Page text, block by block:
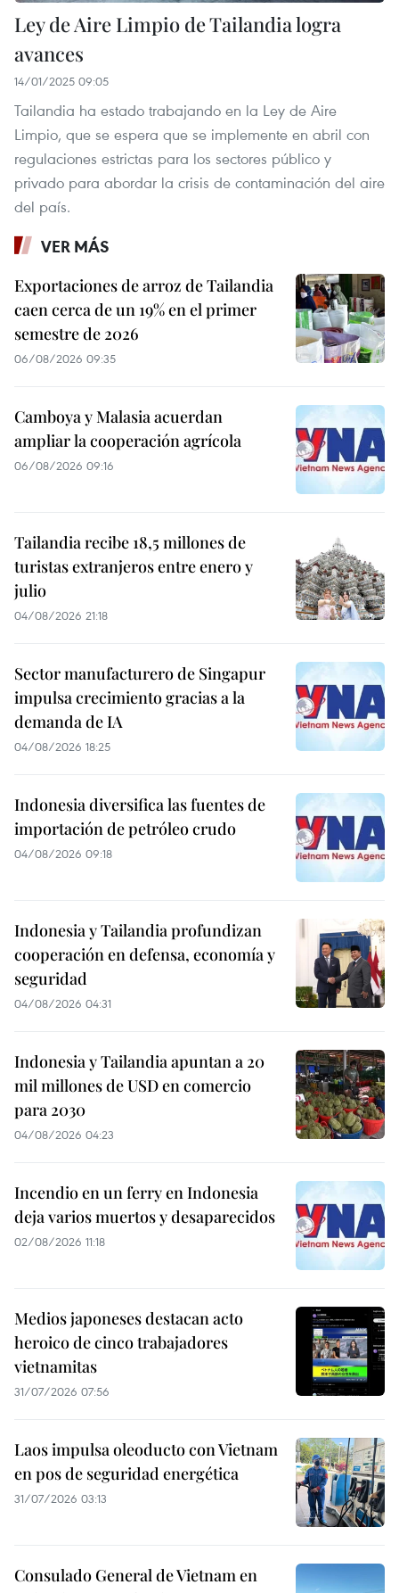
Ley de Aire Limpio de Tailandia logra
avances
14/01/2025 09:05
Tailandia ha estado trabajando en la Ley de Aire
Limpio, que se espera que se implemente en abril con
regulaciones estrictas para los sectores público y
privado para abordar la crisis de contaminación del aire
del país.
VER MÁS
Exportaciones de arroz de Tailandia
caen cerca de un 19% en el primer
semestre de 2026
06/08/2026 09:35
Camboya y Malasia acuerdan
ampliar la cooperación agrícola
06/08/2026 09:16
Tailandia recibe 18,5 millones de
turistas extranjeros entre enero y
julio
04/08/2026 21:18
Sector manufacturero de Singapur
impulsa crecimiento gracias a la
demanda de IA
04/08/2026 18:25
Indonesia diversifica las fuentes de
importación de petróleo crudo
04/08/2026 09:18
Indonesia y Tailandia profundizan
cooperación en defensa, economía y
seguridad
04/08/2026 04:31
Indonesia y Tailandia apuntan a 20
mil millones de USD en comercio
para 2030
04/08/2026 04:23
Incendio en un ferry en Indonesia
deja varios muertos y desaparecidos
02/08/2026 11:18
Medios japoneses destacan acto
heroico de cinco trabajadores
vietnamitas
31/07/2026 07:56
Laos impulsa oleoducto con Vietnam
en pos de seguridad energética
31/07/2026 03:13
Consulado General de Vietnam en